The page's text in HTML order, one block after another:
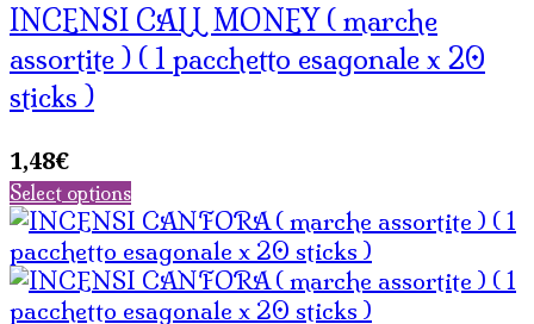
INCENSI CALL MONEY ( marche
assortite ) ( 1 pacchetto esagonale x 20
sticks )
1,48€
Select options